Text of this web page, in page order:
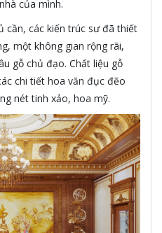
của mình.
cần, các kiến trúc sư đã thiết
một không gian rộng rãi,
gỗ chủ đạo. Chất liệu gỗ
chi tiết hoa văn đục đẽo
nét tinh xảo, hoa mỹ.